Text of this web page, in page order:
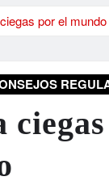
por el mundo